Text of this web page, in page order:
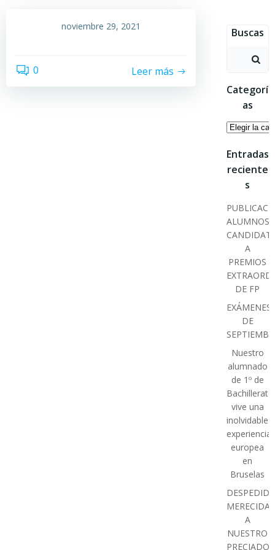
al
noviembre 29, 2021
0 Leer más
Buscas
Buscar:
Categorí
as
Entradas
reciente
s
ALUMNOS
A
PREMIOS
DE FP
EXÁMENES
DE
Nuestro
alumnado
de 1º de
Bachillerato
vive una
inolvidable
experiencia
europea
en
Bruselas
DESPEDIDA
MERECIDA
A
NUESTRO
PRECIADO